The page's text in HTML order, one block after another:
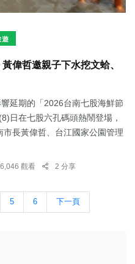
遊
偉哲邀親子下水挖文蛤、
延期的「2026台南七股海鮮節
日在七股六孔碼頭熱鬧登場，
長黃偉哲、台江國家公園管理
6,046 觀看 2 分享
5 6 下一頁